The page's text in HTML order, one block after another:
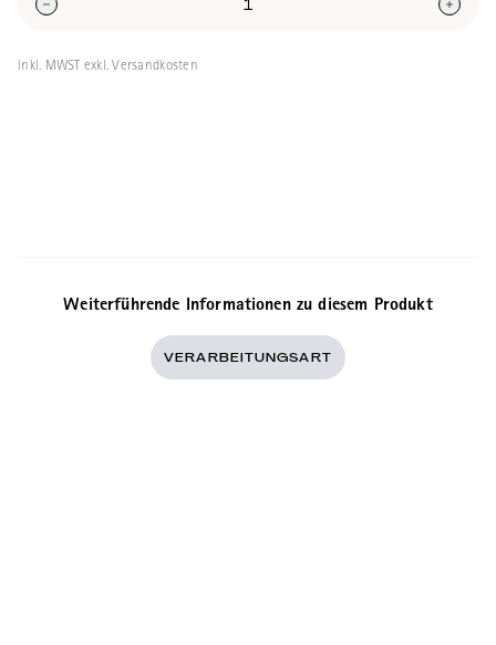
inkl. MWST exkl. Versandkosten
Weiterführende Informationen zu diesem Produkt
VERARBEITUNGSART